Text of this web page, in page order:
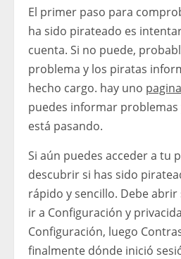
El primer paso para
ha sido pirateado es
cuenta. Si no puede,
problema y los piratas
hecho cargo. hay uno
puedes informar
está pasando.
Si aún puedes acceder a tu
descubrir si has sido
rápido y sencillo. Debe
ir a Configuración y
Configuración, luego
finalmente dónde inició